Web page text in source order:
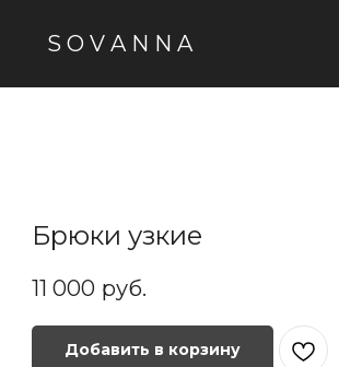
S O V A N N A
Брюки узкие
11 000 руб.
Добавить в корзину